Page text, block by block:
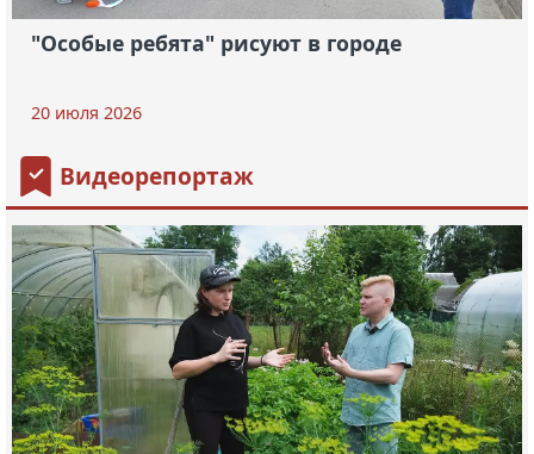
"Особые ребята" рисуют в городе
20 июля 2026
Видеорепортаж